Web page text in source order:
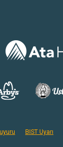
BIST Uyarı